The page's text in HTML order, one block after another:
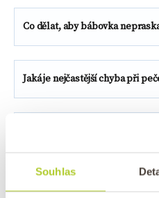
Souhlas
Co dělat, aby bábovka
Jaká je nejčastější chyba při